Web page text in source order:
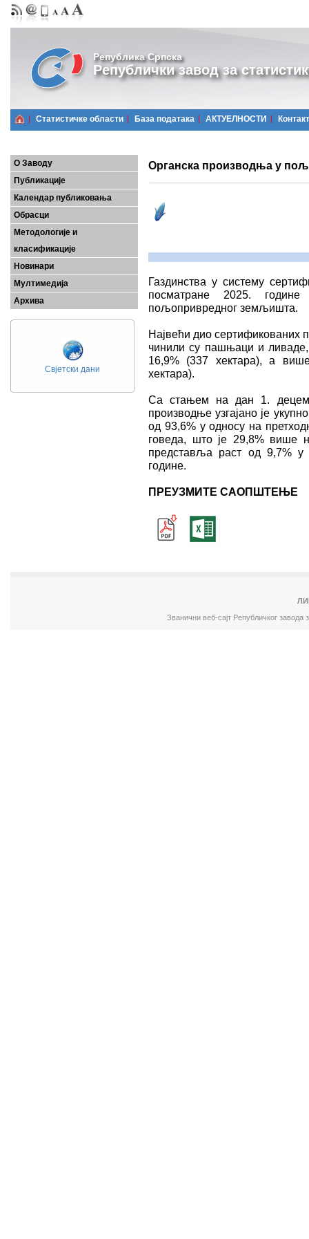
Република Српска
Републички завод за
Статистичке области Базa података АКТУЕЛНОСТИ Контакт
О Заводу
Публикације
Календар публиковања
Обрасци
Методологије и
класификације
Новинари
Мултимедија
Архива
Свјетски дани
Органска производња у
Газдинства у систему
посматране 2025.
пољопривредног земљишта.
Највећи дио сертификованих
чинили су пашњаци и
16,9% (337 хектара), а
хектара).
Са стањем на дан 1.
производње узгајано је
од 93,6% у односу на
говеда, што је 29,8% више
представља раст од 9,7%
године.
ПРЕУЗМИТЕ САОПШТЕЊЕ
Званични веб-сајт Републичког